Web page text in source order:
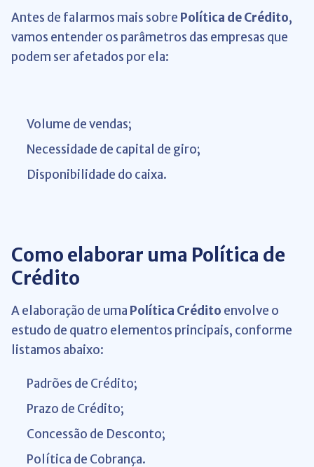
Antes de falarmos mais sobre Política de Crédito,
vamos entender os parâmetros das empresas que
podem ser afetados por ela:
Volume de vendas;
Necessidade de capital de giro;
Disponibilidade do caixa.
Como elaborar uma Política de
Crédito
A elaboração de uma Política Crédito envolve o
estudo de quatro elementos principais, conforme
listamos abaixo:
Padrões de Crédito;
Prazo de Crédito;
Concessão de Desconto;
Política de Cobrança.